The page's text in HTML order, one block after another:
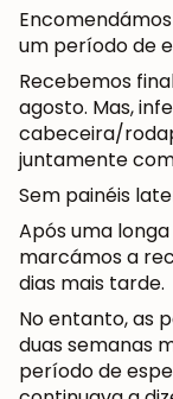
um período de
Recebemos
agosto. Mas,
cabeceira/
juntamente
Sem painéis
Após uma
marcámos a
dias mais tarde.
No entanto, as
duas semanas
período de